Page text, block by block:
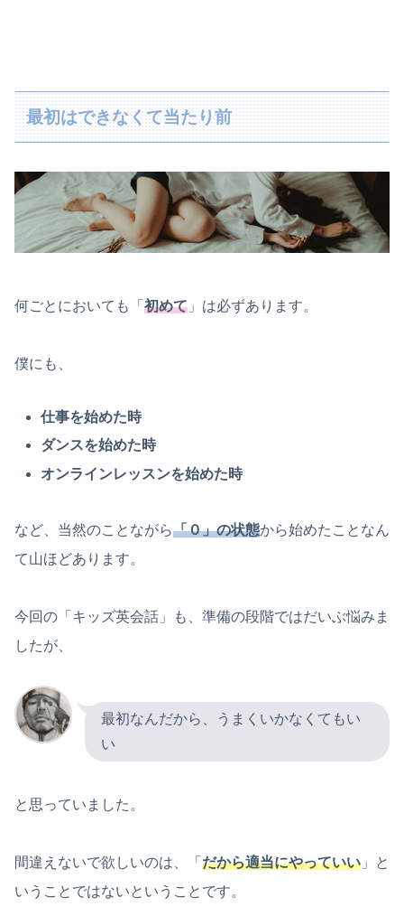
最初はできなくて当たり前
何ごとにおいても「 初めて 」は必ずあります。
僕にも、
仕事を始めた時
ダンスを始めた時
オンラインレッスンを始めた時
など、当然のことながら「０」の状態から始めたことなん
て山ほどあります。
今回の「キッズ英会話」も、準備の段階ではだいぶ悩みま
したが、
最初なんだから、うまくいかなくてもい
い
と思っていました。
間違えないで欲しいのは、「 だから適当にやっていい 」と
いうことではないということです。